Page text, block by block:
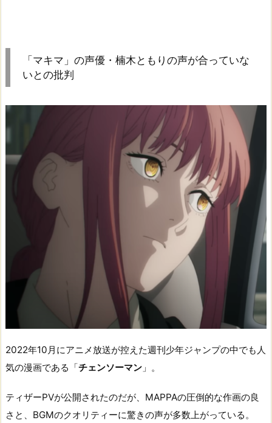
「マキマ」の声優・楠木ともりの声が合っていな
いとの批判
2022年10月にアニメ放送が控えた週刊少年ジャンプの中でも人
気の漫画である「チェンソーマン 」。
ティザーPVが公開されたのだが、MAPPAの圧倒的な作画の良
さと、BGMのクオリティーに驚きの声が多数上がっている。